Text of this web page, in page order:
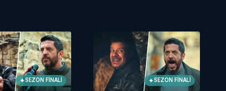
SEZON FİNALİ SEZON FİNALİ